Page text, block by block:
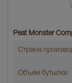
Peat Monster
Страна
Объем бутылки